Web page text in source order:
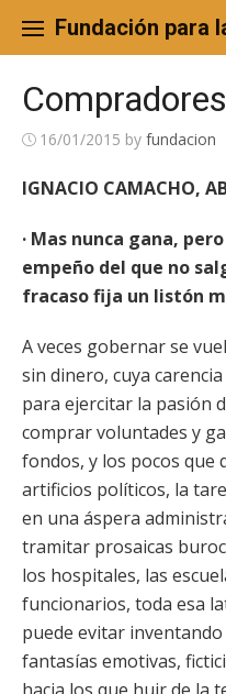
content
Fundación para
16/01/2015 by fundacion
IGNACIO CAMACHO,
· Mas nunca gana,
empeño del que no
fracaso fija un listón
A veces gobernar se
sin dinero, cuya
para ejercitar la pasión
comprar voluntades y
fondos, y los pocos que
artificios políticos, la
en una áspera
tramitar prosaicas
los hospitales, las
funcionarios, toda esa
puede evitar
fantasías emotivas,